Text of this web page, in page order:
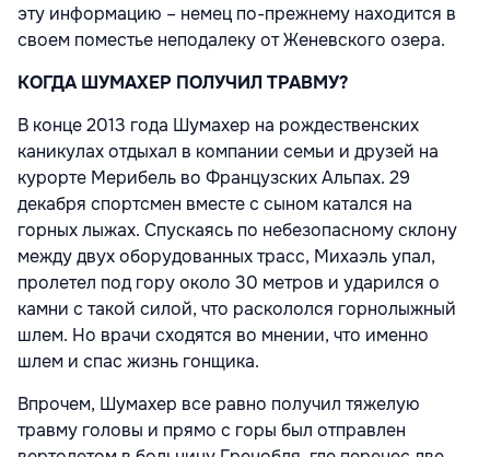
эту информацию – немец по-прежнему находится в
своем поместье неподалеку от Женевского озера.
КОГДА ШУМАХЕР ПОЛУЧИЛ ТРАВМУ?
В конце 2013 года Шумахер на рождественских
каникулах отдыхал в компании семьи и друзей на
курорте Мерибель во Французских Альпах. 29
декабря спортсмен вместе с сыном катался на
горных лыжах. Спускаясь по небезопасному склону
между двух оборудованных трасс, Михаэль упал,
пролетел под гору около 30 метров и ударился о
камни с такой силой, что раскололся горнолыжный
шлем. Но врачи сходятся во мнении, что именно
шлем и спас жизнь гонщика.
Впрочем, Шумахер все равно получил тяжелую
травму головы и прямо с горы был отправлен